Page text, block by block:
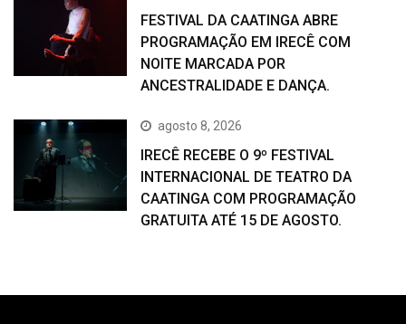
FESTIVAL DA CAATINGA ABRE
PROGRAMAÇÃO EM IRECÊ COM
NOITE MARCADA POR
ANCESTRALIDADE E DANÇA.
agosto 8, 2026
IRECÊ RECEBE O 9º FESTIVAL
INTERNACIONAL DE TEATRO DA
CAATINGA COM PROGRAMAÇÃO
GRATUITA ATÉ 15 DE AGOSTO.